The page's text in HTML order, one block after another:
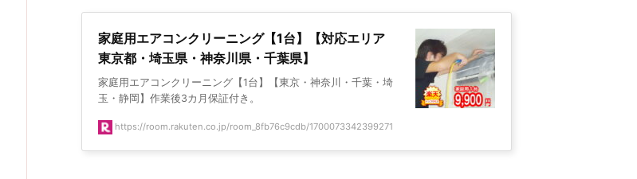
家庭用エアコンクリーニング【1台】【対応エリア
東京都・埼玉県・神奈川県・千葉県】
家庭用エアコンクリーニング【1台】【東京・神奈川・千葉・埼
玉・静岡】作業後3カ月保証付き。
https://room.rakuten.co.jp/room_8fb76c9cdb/1700073342399271